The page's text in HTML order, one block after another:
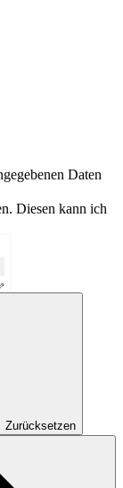
Daten
Diesen kann ich
Zurücksetzen